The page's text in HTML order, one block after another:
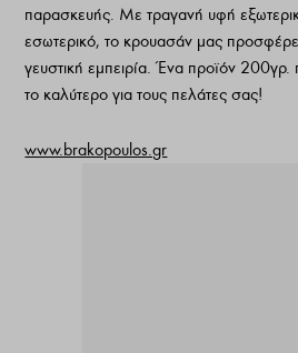
παρασκευής. Με τραγανή υφή
εσωτερικό, το κρουασάν μας
γευστική εμπειρία. Ένα προϊόν 200γρ.
το καλύτερο για τους πελάτες σας!
www.brakopoulos.gr